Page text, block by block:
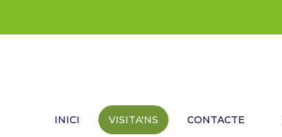
INICI VISITA'NS CONTACTE